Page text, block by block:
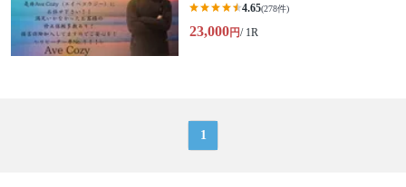
4.65(278件)
23,000円/ 1R
1